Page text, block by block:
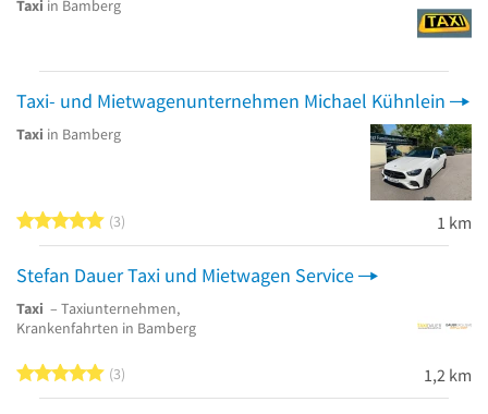
Taxi in Bamberg
Taxi- und Mietwagenunternehmen Michael Kühnlein
Taxi in Bamberg
5 von 5 Sternen
3 1 km
Stefan Dauer Taxi und Mietwagen Service
Taxi – Taxiunternehmen,
Krankenfahrten in Bamberg
5 von 5 Sternen
3 1,2 km